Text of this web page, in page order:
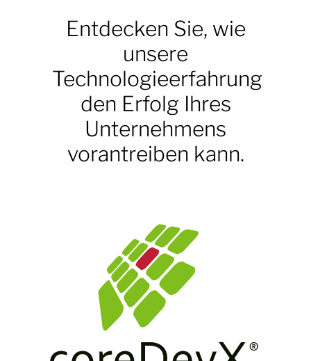
Entdecken Sie, wie
unsere
Technologieerfahrung
den Erfolg Ihres
Unternehmens
vorantreiben kann.